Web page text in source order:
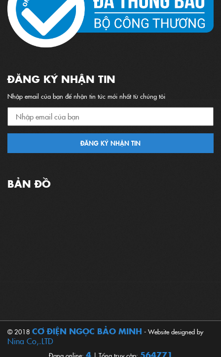
ĐĂNG KÝ NHẬN TIN
Nhập email của bạn để nhận tin tức mới nhất từ chúng tôi
ĐĂNG KÝ NHẬN TIN
BẢN ĐỒ
© 2018 CƠ ĐIỆN NGỌC BẢO MINH - Website designed by
Nina Co,.LTD
Đang online: 4| Tổng truy cập: 564771